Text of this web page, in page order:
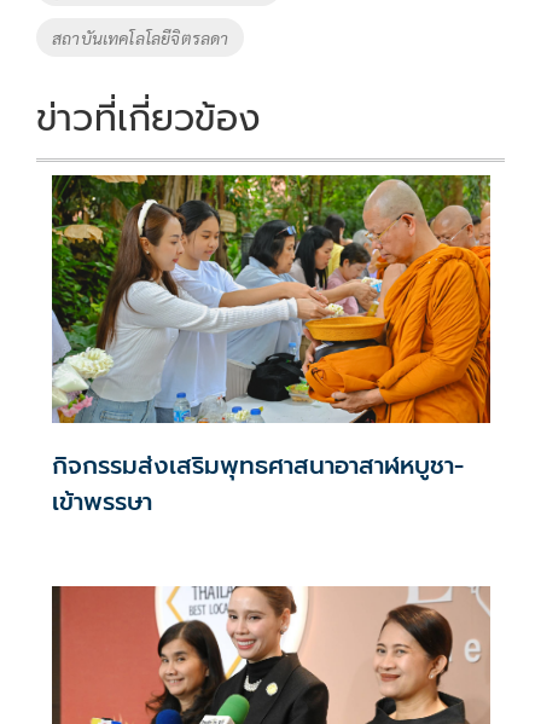
สถาบันเทคโลโลยีจิตรลดา
ข่าวที่เกี่ยวข้อง
กิจกรรมส่งเสริมพุทธศาสนาอาสาฬหบูชา-
เข้าพรรษา